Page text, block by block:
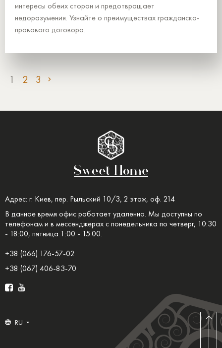
интересы обеих сторон и предотвращает
недоразумения. Узнайте о преимуществах гражданско-
правового договора.
1 2 3
Адрес: г. Киев, пер. Рыльский 10/3, 2 этаж, оф. 214
В данное время офис работает удаленно. Мы доступны по
телефонам и в мессенджерах с понедельника по четверг, 10:30
- 18:00, пятница 1:00 - 15:00.
+38 (066) 176-57-02
+38 (067) 406-83-70
RU